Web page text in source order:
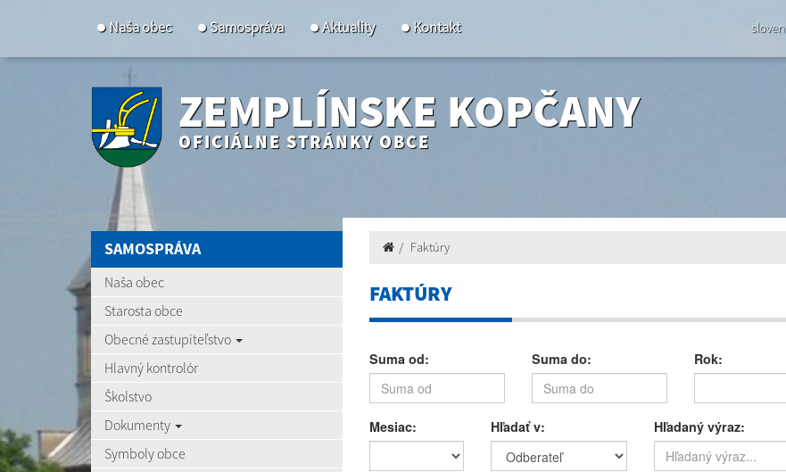
Naša obec Samospráva Aktuality Kontakt
ZEMPLÍNSKE KOPČANY
OFICIÁLNE STRÁNKY OBCE
SAMOSPRÁVA
Naša obec
Starosta obce
Obecné zastupiteľstvo
Hlavný kontrolór
Školstvo
Dokumenty
Symboly obce
Faktúry
FAKTÚRY
Suma od: Suma do: Rok:
Mesiac: Hľadať v: Hľadaný výraz: